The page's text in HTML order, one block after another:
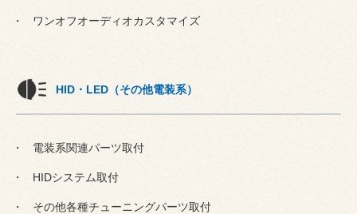
ワンオフオーディオカスタマイズ
HID・LED（その他電装系）
電装系関連パーツ取付
HIDシステム取付
その他各種チューニングパーツ取付